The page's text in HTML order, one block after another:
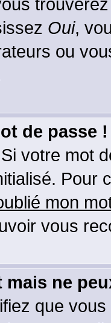
Oui,
ou
de passe !
votre mot
Pour
mon
vous
ne
que